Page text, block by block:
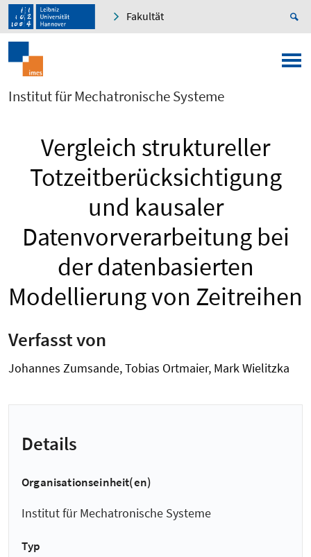
Fakultät
Institut für Mechatronische Systeme
Vergleich struktureller
Totzeitberücksichtigung
und kausaler
Datenvorverarbeitung bei
der datenbasierten
Modellierung von Zeitreihen
Verfasst von
Johannes Zumsande, Tobias Ortmaier, Mark Wielitzka
Details
Organisationseinheit(en)
Institut für Mechatronische Systeme
Typ